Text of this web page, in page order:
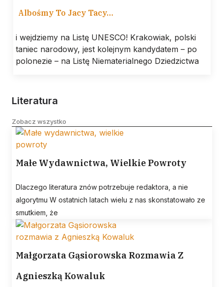
Albośmy To Jacy Tacy…
i wejdziemy na Listę UNESCO! Krakowiak, polski
taniec narodowy, jest kolejnym kandydatem – po
polonezie – na Listę Niematerialnego Dziedzictwa
Literatura
Zobacz wszystko
Małe Wydawnictwa, Wielkie Powroty
Dlaczego literatura znów potrzebuje redaktora, a nie
algorytmu W ostatnich latach wielu z nas skonstatowało ze
smutkiem, że
Małgorzata Gąsiorowska Rozmawia Z
Agnieszką Kowaluk